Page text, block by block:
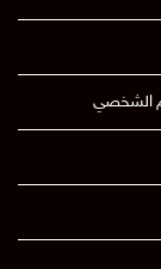
الشخصي